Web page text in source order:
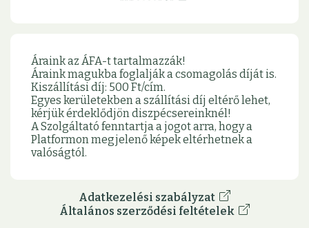
Áraink az ÁFA-t tartalmazzák!
Áraink magukba foglalják a csomagolás díját is.
Kiszállítási díj: 500 Ft/cím.
Egyes kerületekben a szállítási díj eltérő lehet,
kérjük érdeklődjön diszpécsereinknél!
A Szolgáltató fenntartja a jogot arra, hogy a
Platformon megjelenő képek eltérhetnek a
valóságtól.
Adatkezelési szabályzat
Általános szerződési feltételek